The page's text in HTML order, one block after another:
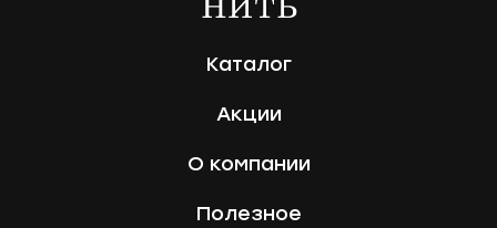
Каталог
Акции
О компании
Полезное